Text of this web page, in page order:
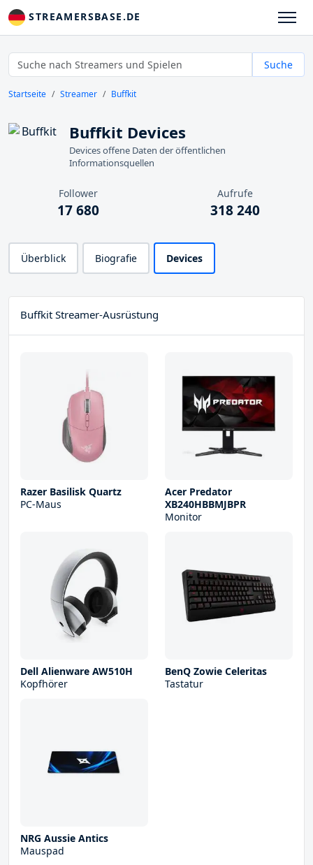
STREAMERSBASE.DE
Suche
Startseite Streamer Buffkit
Buffkit Devices
Devices offene Daten der öffentlichen
Informationsquellen
Follower
17 680
Aufrufe
318 240
Überblick Biografie Devices
Buffkit Streamer-Ausrüstung
Razer Basilisk Quartz
PC-Maus
Acer Predator
XB240HBBMJBPR
Monitor
Dell Alienware AW510H
Kopfhörer
BenQ Zowie Celeritas
Tastatur
NRG Aussie Antics
Mauspad